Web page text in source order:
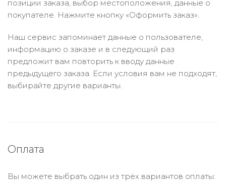
позиции заказа, выбор местоположения, данные о
покупателе. Нажмите кнопку «Оформить заказ».
Наш сервис запоминает данные о пользователе,
информацию о заказе и в следующий раз
предложит вам повторить к вводу данные
предыдущего заказа. Если условия вам не подходят,
выбирайте другие варианты.
Оплата
Вы можете выбрать один из трёх вариантов оплаты: